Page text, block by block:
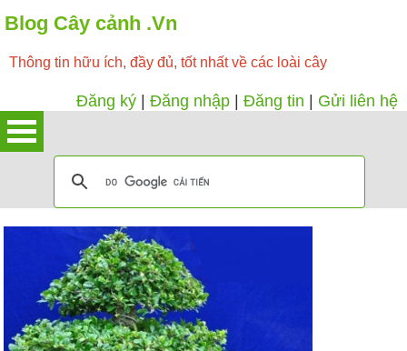
Blog Cây cảnh .Vn
Thông tin hữu ích, đầy đủ, tốt nhất về các loài cây
Đăng ký Đăng nhập Đăng tin Gửi liên hệ